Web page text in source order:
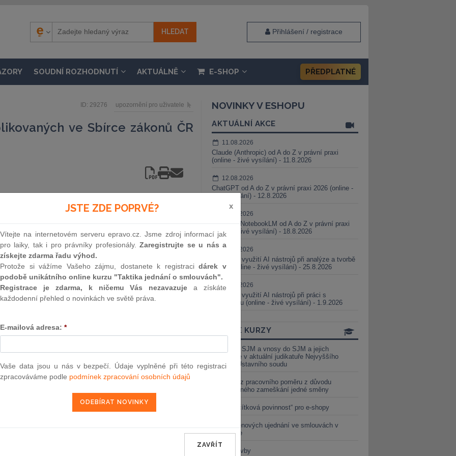
Přihlášení / registrace
SOUDNÍ ROZHODNUTÍ AKTUÁLNĚ E-SHOP PŘEDPLATNÉ
ID: 29276 upozornění pro uživatele
ve Sbírce zákonů ČR
2004
se stanoví forma a způsob vedení evidence podkladů
registru znečišťování
se vyhlašuje Národní přírodní památka Hojná voda a
a kterou se mění vyhláška č.395/1992Sb., kterou se
se vyhlašuje Národní přírodní rezervace Čertova stěna -
a kterou se mění vyhláška č.
395/1992
Sb., kterou se
chyby v nařízení vlády č.
NOVINKY V ESHOPU
AKTUÁLNÍ AKCE
11.08.2026
Claude (Anthropic) od A do Z v právní praxi
(online - živé vysílání) - 11.8.2026
12.08.2026
ChatGPT od A do Z v právní praxi 2026 (online -
živé vysílání) - 12.8.2026
18.08.2026
Gemini a NotebookLM od A do Z v právní praxi
(online - živé vysílání) - 18.8.2026
25.08.2026
Praktické využití AI nástrojů při analýze a tvorbě
smluv (online - živé vysílání) - 25.8.2026
01.09.2026
Praktické využití AI nástrojů při práci s
judikaturou (online - živé vysílání) - 1.9.2026
ONLINE KURZY
Vnosy ze SJM a vnosy do SJM a jejich
valorizace v aktuální judikatuře Nejvyššího
soudu a Ústavního soudu
Výpověď z pracovního poměru z důvodu
neomluveného zameškání jedné směny
Nová „tlačítková povinnost“ pro e-shopy
Změna cenových ujednání ve smlouvách v
energetice
Černé stavby
JSTE ZDE POPRVÉ? x
Vítejte na internetovém serveru epravo.cz. Jsme zdroj informací jak
pro laiky, tak i pro právníky profesionály.Zaregistrujte se u nás a
získejte zdarma řadu výhod.
Protože si vážíme Vašeho zájmu, dostanete k registracidárek v
podobě unikátního online kurzu "Taktika jednání o smlouvách".
Registrace je zdarma, k ničemu Vás nezavazuje a získáte
každodenní přehled o novinkách ve světě práva.
E-mailová adresa: *
Vaše data jsou u nás v bezpečí. Údaje vyplněné při této registraci
zpracováváme podle podmínek zpracování osobních údajů
ZAVŘÍT